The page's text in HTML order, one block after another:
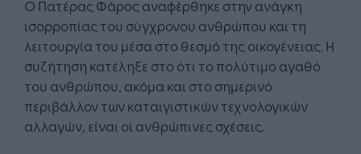
Ο Πατέρας Φάρος αναφέρθηκε στην ανάγκη
ισορροπίας του σύγχρονου ανθρώπου και τη
λειτουργία του μέσα στο θεσμό της οικογένειας. Η
συζήτηση κατέληξε στο ότι το πολύτιμο αγαθό
του ανθρώπου, ακόμα και στο σημερινό
περιβάλλον των καταιγιστικών τεχνολογικών
αλλαγών, είναι οι ανθρώπινες σχέσεις.